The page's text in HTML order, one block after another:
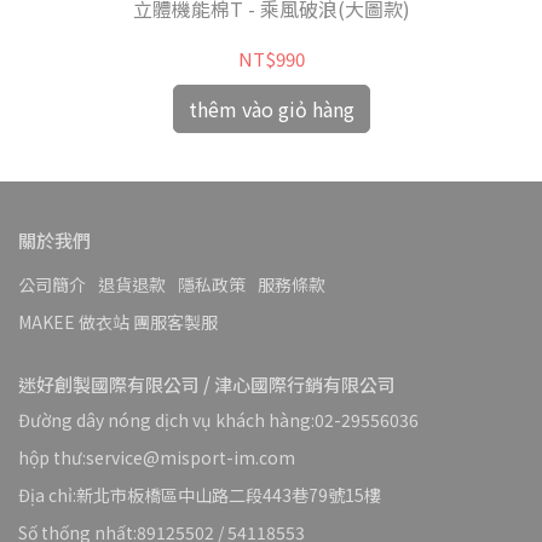
立體機能棉T - 乘風破浪(大圖款)
NT$990
thêm vào giỏ hàng
關於我們
公司簡介 退貨退款 隱私政策 服務條款
MAKEE 做衣站 團服客製服
迷好創製國際有限公司 / 津心國際行銷有限公司
Đường dây nóng dịch vụ khách hàng:02-29556036
hộp thư:service@misport-im.com
Địa chỉ:新北市板橋區中山路二段443巷79號15樓
Số thống nhất:89125502 / 54118553